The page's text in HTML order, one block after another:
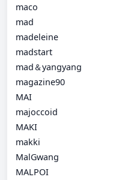
maco
mad
madeleine
madstart
mad＆yangyang
magazine90
MAI
majoccoid
MAKI
makki
MalGwang
MALPOI